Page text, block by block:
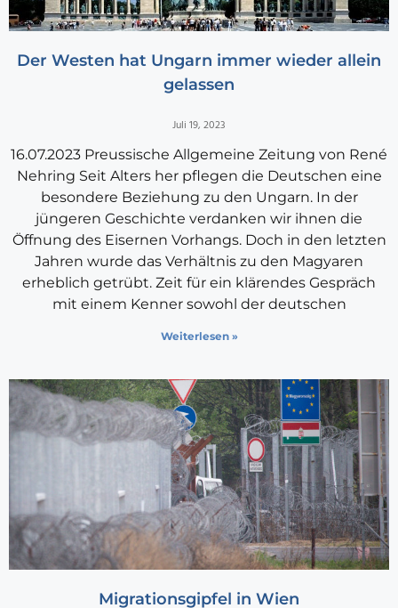
Der Westen hat Ungarn immer wieder allein
gelassen
Juli 19, 2023
16.07.2023 Preussische Allgemeine Zeitung von René
Nehring Seit Alters her pflegen die Deutschen eine
besondere Beziehung zu den Ungarn. In der
jüngeren Geschichte verdanken wir ihnen die
Öffnung des Eisernen Vorhangs. Doch in den letzten
Jahren wurde das Verhältnis zu den Magyaren
erheblich getrübt. Zeit für ein klärendes Gespräch
mit einem Kenner sowohl der deutschen
Weiterlesen »
Migrationsgipfel in Wien